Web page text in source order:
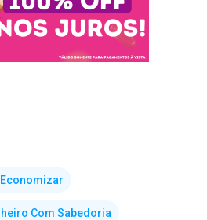
Com Sabedoria